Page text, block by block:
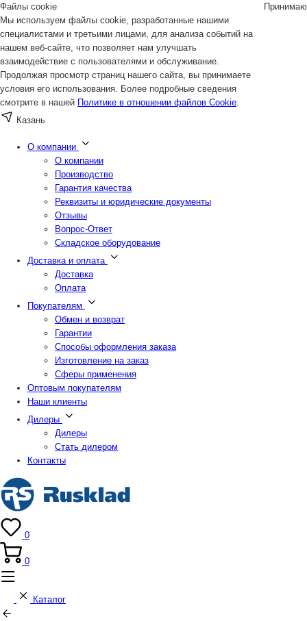
Файлы cookie
Мы используем файлы cookie, разработанные нашими
специалистами и третьими лицами, для анализа событий на
нашем веб-сайте, что позволяет нам улучшать
взаимодействие с пользователями и обслуживание.
Продолжая просмотр страниц нашего сайта, вы принимаете
условия его использования. Более подробные сведения
смотрите в нашей Политике в отношении файлов Cookie.
Принимаю
Казань
О компании
О компании
Производство
Гарантия качества
Реквизиты и юридические документы
Отзывы
Вопрос-Ответ
Складское оборудование
Доставка и оплата
Доставка
Оплата
Покупателям
Обмен и возврат
Гарантии
Способы оформления заказа
Изготовление на заказ
Сферы применения
Оптовым покупателям
Наши клиенты
Дилеры
Дилеры
Стать дилером
Контакты
0
0
Каталог